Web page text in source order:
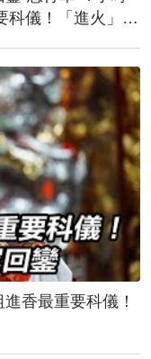
科儀！「進火」儀
香最重要科儀！